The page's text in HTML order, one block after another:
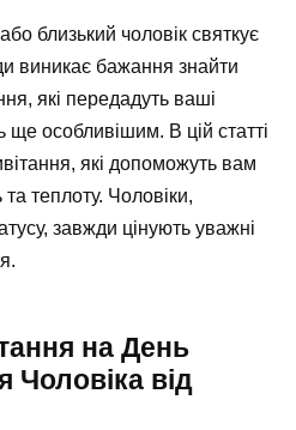
близький чоловік святкує
виникає бажання знайти
які передадуть ваші
ще особливішим. В цій статті
які допоможуть вам
теплоту. Чоловіки,
завжди цінують уважні
на День
від